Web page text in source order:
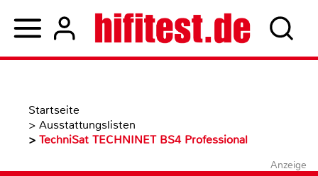
Startseite
> Ausstattungslisten
> TechniSat TECHNINET BS4 Professional
Anzeige